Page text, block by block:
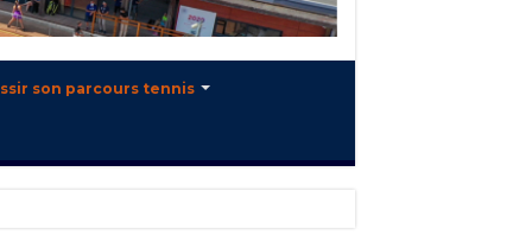
son parcours tennis